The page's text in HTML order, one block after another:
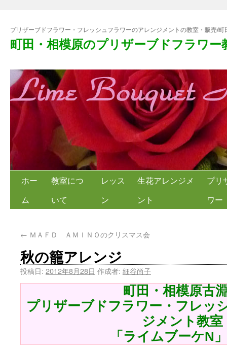
プリザーブドフラワー・フレッシュフラワーのアレンジメントの教室・販売/町
町田・相模原のプリザーブドフラワ
ホー
ム
教室につ
いて
レッス
ン
生花アレンジメ
ント
プリ
ワー
← ＭＡＦＤ ＡＭＩＮＯのクリスマス会
秋の籠アレンジ
投稿日: 2012年8月28日 作成者: 細谷尚子
町田・相模原古
プリザーブドフラワー・フレッ
ジメント教室
「ライムブーケN